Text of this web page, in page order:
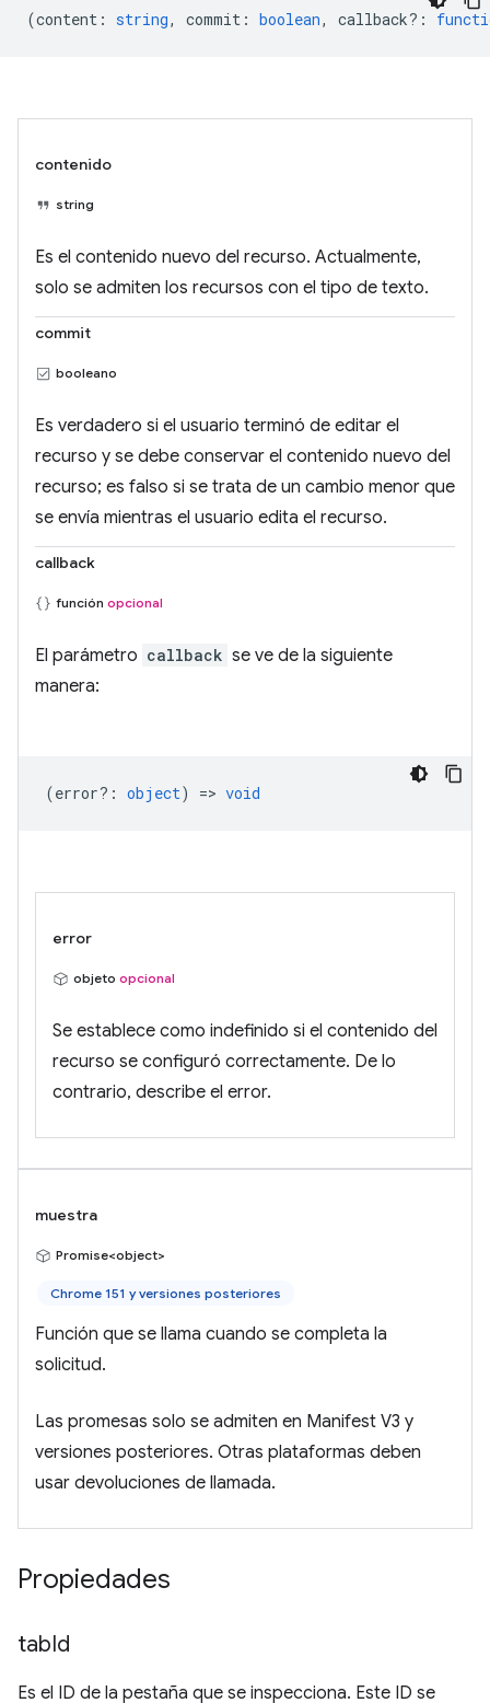
(content : string, commit : boolean, callback? :
contenido
string
Es el contenido nuevo del recurso. Actualmente,
solo se admiten los recursos con el tipo de texto.
commit
booleano
Es verdadero si el usuario terminó de editar el
recurso y se debe conservar el contenido nuevo del
recurso; es falso si se trata de un cambio menor que
se envía mientras el usuario edita el recurso.
callback
función opcional
El parámetro callback se ve de la siguiente
manera:
(error? : object) => void
error
objeto opcional
Se establece como indefinido si el contenido del
recurso se configuró correctamente. De lo
contrario, describe el error.
muestra
Promise<object>
Chrome 151 y versiones posteriores
Función que se llama cuando se completa la
solicitud.
Las promesas solo se admiten en Manifest V3 y
versiones posteriores. Otras plataformas deben
usar devoluciones de llamada.
Propiedades
tabId
Es el ID de la pestaña que se inspecciona. Este ID se